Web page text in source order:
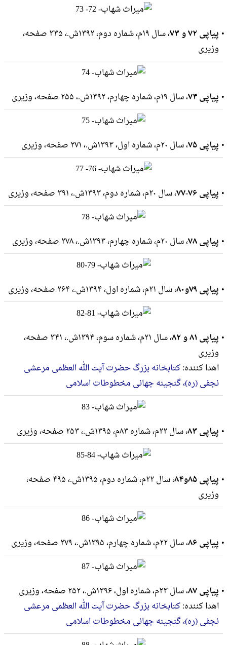
پیاپی ۷۲ و ۷۳
، سال ۱۹م، شماره دوم، ۱۳۹۲ش.، ۳۳۵ صفحه،
وزيرى
پیاپی ۷۴ ، سال ۱۹م، شماره چهارم، ۱۳۹۲ش.، ۲۵۵ صفحه، وزيرى
پیاپی ۷۵ ، سال ۲۰م، شماره اول، ۱۳۹۳ش.، ۲۷۱ صفحه، وزيرى
پیاپی ۷۶-۷۷ ، سال ۲۰م، شماره دوم، ۱۳۹۳ش.، ۳۹۱ صفحه، وزيرى
پیاپی ۷۸ ، سال ۲۰م، شماره چهارم، ۱۳۹۳ش.، ۲۷۸ صفحه، وزيرى
پیاپی ۷۹و۸۰ ، سال ۲۱م، شماره اول، ۱۳۹۴ش.، ۲۶۴ صفحه، وزيرى
پیاپی ۸۱ و ۸۲
، سال ۲۱م، شماره سوم، ۱۳۹۴ش.، ۳۴۱ صفحه،
وزيرى
اهدا کننده:کتابخانه بزرگ حضرت آیت الله العظمی مرعشی
نجفی (ره)، گنجینه جهانی مخطوطات اسلامی
پیاپی ۸۳ ، سال ۲۲م، شماره ۸۳م، ۱۳۹۵ش.، ۲۵۳ صفحه، وزيرى
پیاپی ۸۵و۸۴
، سال ۲۲م، شماره دوم، ۱۳۹۵ش.، ۴۹۵ صفحه،
وزيرى
پیاپی ۸۶ ، سال ۲۲م، شماره چهارم، ۱۳۹۵ش.، ۲۷۹ صفحه، وزيرى
پیاپی ۸۷
، سال ۲۳م، شماره اول، ۱۳۹۶ش.، ۲۵۲ صفحه، وزيرى
اهدا کننده:کتابخانه بزرگ حضرت آیت الله العظمی مرعشی
نجفی (ره)، گنجینه جهانی مخطوطات اسلامی